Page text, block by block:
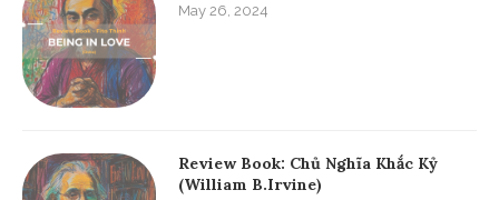
May 26, 2024
Review Book: Chủ Nghĩa Khắc Kỷ
(William B.Irvine)